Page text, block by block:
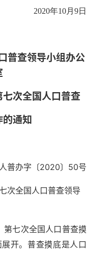
2020年10月9日
普查领导小组办公
次全国人口普查
通知
普办字〔2020〕 50号
次全国人口普查领导
第七次全国人口普查摸
展开。普查摸底是人口